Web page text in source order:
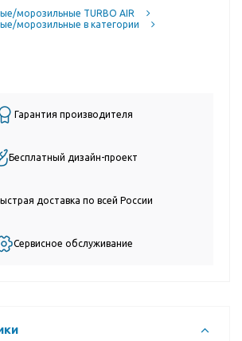
морозильные TURBO AIR
морозильные в категории
Гарантия производителя
Бесплатный дизайн-проект
доставка по всей России
Сервисное обслуживание